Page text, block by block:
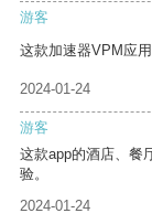
游客
这款加速器VPM应
2024-01-24
游客
这款app的酒店、餐
验。
2024-01-24